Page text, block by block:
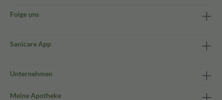
Folge uns
Sanicare App
Unternehmen
Meine Apotheke